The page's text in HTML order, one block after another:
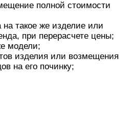
полной стоимости
на такое же изделие или
при перерасчете цены;
модели;
изделия или возмещения
на его починку;